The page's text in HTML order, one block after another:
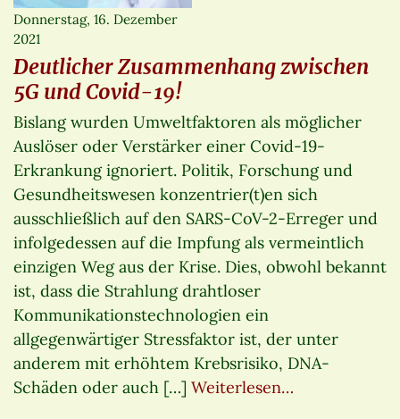
Donnerstag, 16. Dezember
2021
Deutlicher Zusammenhang zwischen
5G und Covid-19!
Bislang wurden Umweltfaktoren als möglicher
Auslöser oder Verstärker einer Covid-19-
Erkrankung ignoriert. Politik, Forschung und
Gesundheitswesen konzentrier(t)en sich
ausschließlich auf den SARS-CoV-2-Erreger und
infolgedessen auf die Impfung als vermeintlich
einzigen Weg aus der Krise. Dies, obwohl bekannt
ist, dass die Strahlung drahtloser
Kommunikationstechnologien ein
allgegenwärtiger Stressfaktor ist, der unter
anderem mit erhöhtem Krebsrisiko, DNA-
Schäden oder auch […] Weiterlesen…